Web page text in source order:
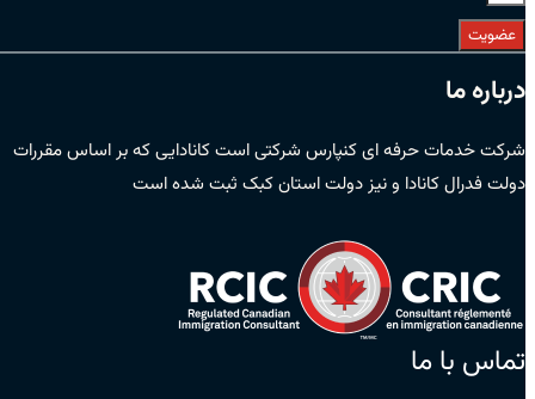
عضویت
درباره ما
شرکت خدمات حرفه ای کنپارس شرکتی است کانادایی که بر اساس مقررات
دولت فدرال کانادا و نیز دولت استان کبک ثبت شده است
تماس با ما